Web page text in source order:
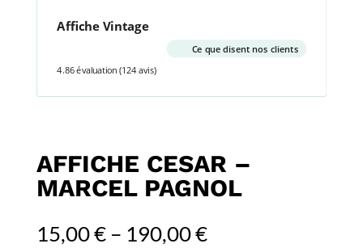
Affiche Vintage
Ce que disent nos clients
4.86 évaluation (124 avis)
AFFICHE CESAR –
MARCEL PAGNOL
15,00€– 190,00€